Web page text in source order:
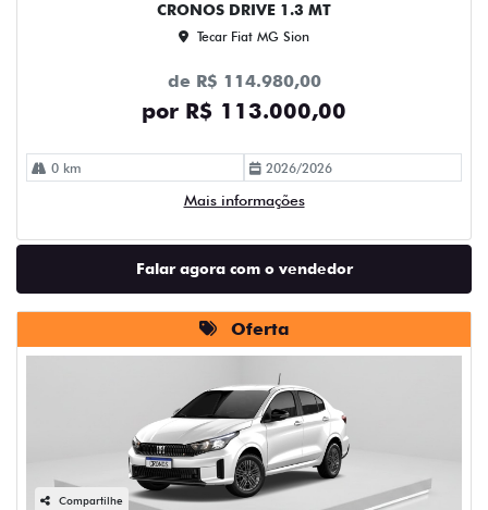
CRONOS DRIVE 1.3 MT
Tecar Fiat MG Sion
de R$ 114.980,00
por R$ 113.000,00
0 km 2026/2026
Mais informações
Falar agora com o vendedor
Oferta
Compartilhe